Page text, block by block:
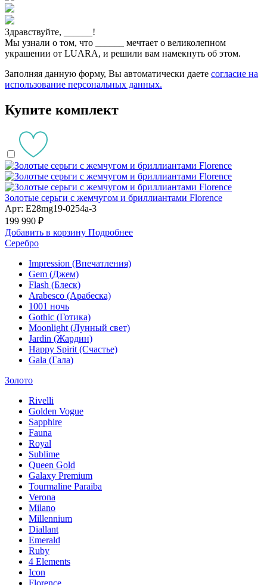
Здравствуйте,
!
Мы узнали о том, что
мечтает о великолепном
украшении от LUARA, и решили вам намекнуть об этом.
Заполняя данную форму, Вы автоматически даете согласие на
использование персональных данных.
Купите комплект
Золотые серьги с жемчугом и бриллиантами Florence
Арт: E28mg19-0254a-3
199 990 ₽
Добавить в корзину Подробнее
Серебро
Impression (Впечатления)
Gem (Джем)
Flash (Блеск)
Arabesco (Арабеска)
1001 ночь
Gothic (Готика)
Moonlight (Лунный свет)
Jardin (Жардин)
Happy Spirit (Счастье)
Gala (Гала)
Золото
Rivelli
Golden Vogue
Sapphire
Fauna
Royal
Sublime
Queen Gold
Galaxy Premium
Tourmaline Paraiba
Verona
Milano
Millennium
Diallant
Emerald
Ruby
4 Elements
Icon